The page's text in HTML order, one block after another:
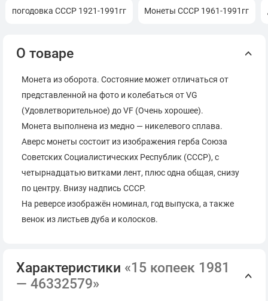
погодовка СССР 1921-1991гг Монеты СССР 1961-1991гг
О товаре
Монета из оборота. Состояние может отличаться от
представленной на фото и колебаться от VG
(Удовлетворительное) до VF (Очень хорошее).
Монета выполнена из медно — никелевого сплава.
Аверс монеты состоит из изображения герба Союза
Советских Социалистических Республик (СССР), с
четырнадцатью витками лент, плюс одна общая, снизу
по центру. Внизу надпись СССР.
На реверсе изображён номинал, год выпуска, а также
венок из листьев дуба и колосков.
Характеристики «15 копеек 1981
— 46332579»